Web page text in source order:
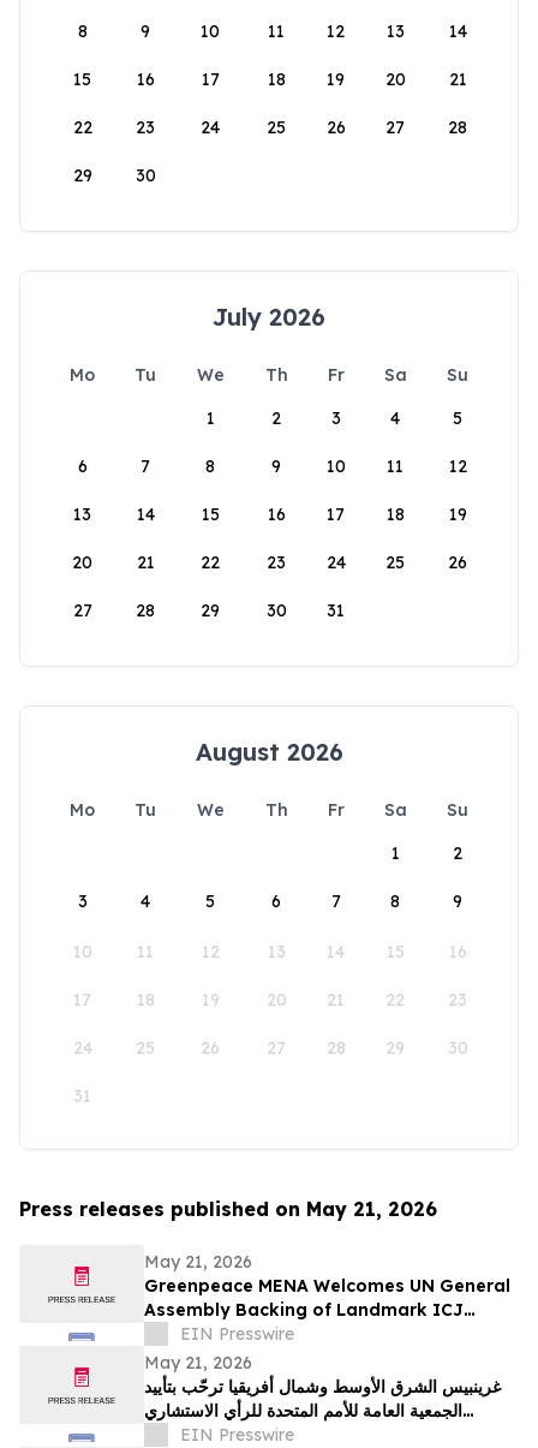
8 9 10 11 12 13 14
15 16 17 18 19 20 21
22 23 24 25 26 27 28
29 30
July 2026
Mo Tu We Th Fr Sa
Su
1
2 3 4 5
6 7 8 9 10 11 12
13 14 15 16 17 18 19
20 21 22 23 24 25 26
27 28 29 30 31
August 2026
Mo Tu We Th Fr Sa
Su
1
2
3 4 5 6 7 8 9
10 11 12 13 14 15 16
17 18 19 20 21 22 23
24 25 26 27 28 29 30
31
Press releases published on May 21, 2026
May 21, 2026
Greenpeace MENA Welcomes UN General
Assembly Backing of Landmark ICJ
Climate Opinion on States’ Legal
Obligations
EIN Presswire
May 21, 2026
غرينبيس الشرق الأوسط وشمال أفريقيا ترحّب بتأييد
الجمعية العامة للأمم المتحدة للرأي الاستشاري
لمحكمة العدل الدولية
EIN Presswire